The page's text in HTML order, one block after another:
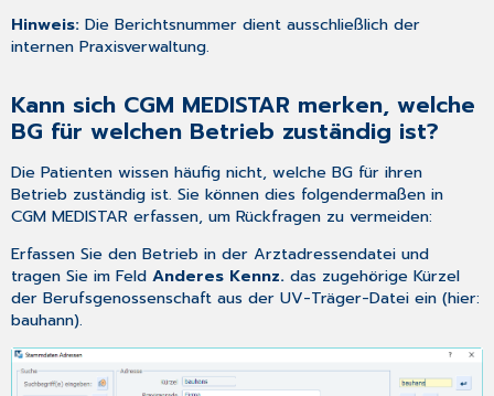
Hinweis:Die Berichtsnummer dient ausschließlich der
internen Praxisverwaltung.
Kann sich CGM MEDISTAR merken, welche
BG für welchen Betrieb zuständig ist?
Die Patienten wissen häufig nicht, welche BG für ihren
Betrieb zuständig ist. Sie können dies folgendermaßen in
CGM MEDISTAR erfassen, um Rückfragen zu vermeiden:
Erfassen Sie den Betrieb in derArztadressendatei und
tragen Sie im FeldAnderes Kennz. das zugehörige Kürzel
der Berufsgenossenschaft aus derUV-Träger-Datei ein (hier:
bauhann).